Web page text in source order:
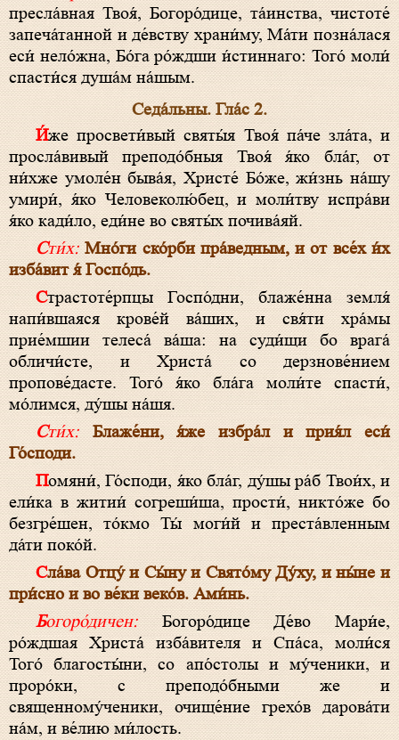
пресла́вная Твоя́, Богоро́дице, та́инства, чистоте́
запеча́танной и де́вству храни́му, Ма́ти позна́лася
еси́ нело́жна, Бо́га ро́ждши и́стиннаго: Того́ моли́
спасти́ся душа́м на́шым.
Седа́льны. Гла́с 2.
И́же просвети́вый святы́я Твоя́ па́че зла́та, и
просла́вивый преподо́бныя Твоя́ я́ко бла́г, от
ни́хже умоле́н быва́я, Христе́ Бо́же, жи́знь на́шу
умири́, я́ко Человеколю́бец, и моли́тву испра́ви
я́ко кади́ло, еди́не во святы́х почива́яй.
Сти́х: Мно́ги ско́рби пра́ведным, и от все́х и́х
изба́вит я́ Госпо́дь.
Страстоте́рпцы Госпо́дни, блаже́нна земля́
напи́вшаяся крове́й ва́ших, и свя́ти хра́мы
прие́мшии телеса́ ва́ша: на суди́щи бо врага́
обличи́сте, и Христа́ со дерзнове́нием
пропове́дасте. Того́ я́ко бла́га моли́те спасти́,
мо́лимся, ду́шы на́шя.
Сти́х:
Блаже́ни, я́же избра́л и прия́л еси́
Го́споди.
Помяни́, Го́споди, я́ко бла́г, ду́шы ра́б Твои́х, и
ели́ка в житии́ согреши́ша, прости́, никто́же бо
безгре́шен, то́кмо Ты́ моги́й и преста́вленным
да́ти поко́й.
Сла́ва Отцу́ и Сы́ну и Свято́му Ду́ху, и ны́не и
при́сно и во ве́ки веко́в. Ами́нь.
Богоро́дичен:Богоро́дице Де́во Мари́е,
ро́ждшая Христа́ изба́вителя и Спа́са, моли́ся
Того́ благосты́ни, со апо́столы и му́ченики, и
проро́ки, с преподо́бными же и
священному́ченики, очище́ние грехо́в дарова́ти
на́м, и ве́лию ми́лость.